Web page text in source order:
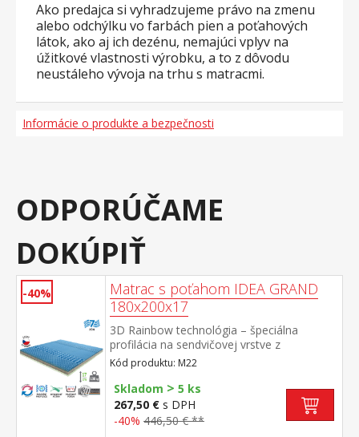
Ako predajca si vyhradzujeme právo na zmenu
alebo odchýlku vo farbách pien a poťahových
látok, ako aj ich dezénu, nemajúci vplyv na
úžitkové vlastnosti výrobku, a to z dôvodu
neustáleho vývoja na trhu s matracmi.
Informácie o produkte a bezpečnosti
ODPORÚČAME
DOKÚPIŤ
-40%
Matrac s poťahom IDEA GRAND
180x200x17
3D Rainbow technológia – špeciálna
profilácia na sendvičovej vrstve z
kombinácie Flexifoam pien rôznych
vlastností a tuhostí, ktorá zaisťuje komfort,
vzdušnosť, ortopedické vlastnosti a dlhú
životnosť anatomická zónová masážna
profilácia – 7 zón na oboch stranách, jemná
masáž počas spánku rozdielna tuhosť strán
Kód produktu: M22
Skladom > 5 ks
267,50 € s DPH
-40% 446,50 € **